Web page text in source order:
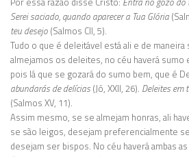
Serei saciado, quando aparecer a Tua Glória
teu desejo (Salmos CII, 5).
Tudo o que é deleitável está ali e de maneira
almejamos os deleites, no céu haverá
pois lá que se gozará do sumo bem, que é
abundarás de delícias(Jó, XXII, 26). Deleites em
(Salmos XV, 11).
Assim mesmo, se se almejam honras, ali
se são leigos, desejam preferencialmente
desejam ser bispos. No céu haverá ambas